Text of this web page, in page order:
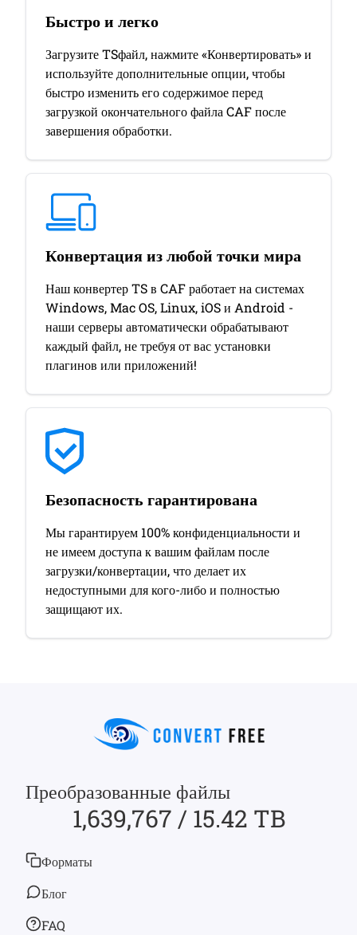
Быстро и легко
Загрузите TSфайл, нажмите «Конвертировать» и
используйте дополнительные опции, чтобы
быстро изменить его содержимое перед
загрузкой окончательного файла CAF после
завершения обработки.
Конвертация из любой точки мира
Наш конвертер TS в CAF работает на системах
Windows, Mac OS, Linux, iOS и Android -
наши серверы автоматически обрабатывают
каждый файл, не требуя от вас установки
плагинов или приложений!
Безопасность гарантирована
Мы гарантируем 100% конфиденциальности и
не имеем доступа к вашим файлам после
загрузки/конвертации, что делает их
недоступными для кого-либо и полностью
защищают их.
Преобразованные файлы
1,639,767 / 15.42 TB
Форматы
Блог
FAQ